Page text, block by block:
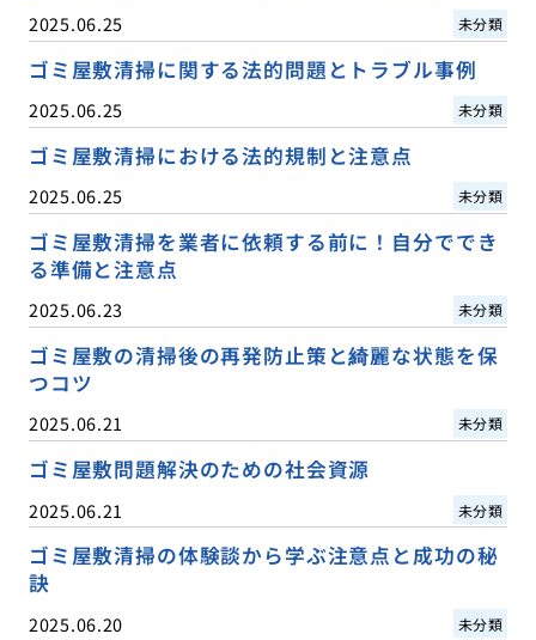
2025.06.25 未分類
ゴミ屋敷清掃に関する法的問題とトラブル事例
2025.06.25 未分類
ゴミ屋敷清掃における法的規制と注意点
2025.06.25 未分類
ゴミ屋敷清掃を業者に依頼する前に！自分ででき
る準備と注意点
2025.06.23 未分類
ゴミ屋敷の清掃後の再発防止策と綺麗な状態を保
つコツ
2025.06.21 未分類
ゴミ屋敷問題解決のための社会資源
2025.06.21 未分類
ゴミ屋敷清掃の体験談から学ぶ注意点と成功の秘
訣
2025.06.20 未分類